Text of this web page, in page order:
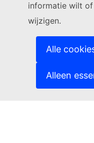
informatie wilt
wijzigen.
Alle
Alleen
Contact(Externe link)
Een IT-kwetsbaarheid
Talen op onze
(Externe link)
Privacybeleid
Juridische mededeling